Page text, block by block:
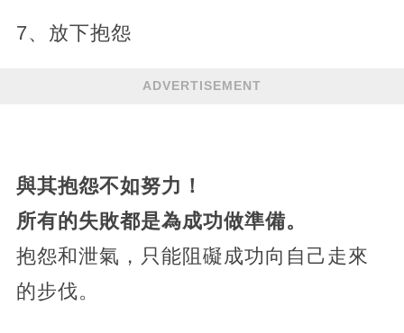
7、放下抱怨
ADVERTISEMENT
與其抱怨不如努力！
所有的失敗都是為成功做準備。
抱怨和泄氣，只能阻礙成功向自己走來
的步伐。